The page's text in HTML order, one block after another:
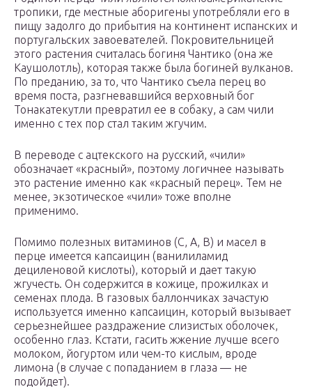
тропики, где местные аборигены употребляли его в
пищу задолго до прибытия на континент испанских и
португальских завоевателей. Покровительницей
этого растения считалась богиня Чантико (она же
Каушолотль), которая также была богиней вулканов.
По преданию, за то, что Чантико съела перец во
время поста, разгневавшийся верховный бог
Тонакатекутли превратил ее в собаку, а сам чили
именно с тех пор стал таким жгучим.
В переводе с ацтекского на русский, «чили»
обозначает «красный», поэтому логичнее называть
это растение именно как «красный перец». Тем не
менее, экзотическое «чили» тоже вполне
применимо.
Помимо полезных витаминов (C, A, B) и масел в
перце имеется капсаицин (ванилиламид
дециленовой кислоты), который и дает такую
жгучесть. Он содержится в кожице, прожилках и
семенах плода. В газовых баллончиках зачастую
используется именно капсаицин, который вызывает
серьезнейшее раздражение слизистых оболочек,
особенно глаз. Кстати, гасить жжение лучше всего
молоком, йогуртом или чем-то кислым, вроде
лимона (в случае с попаданием в глаза — не
подойдет).